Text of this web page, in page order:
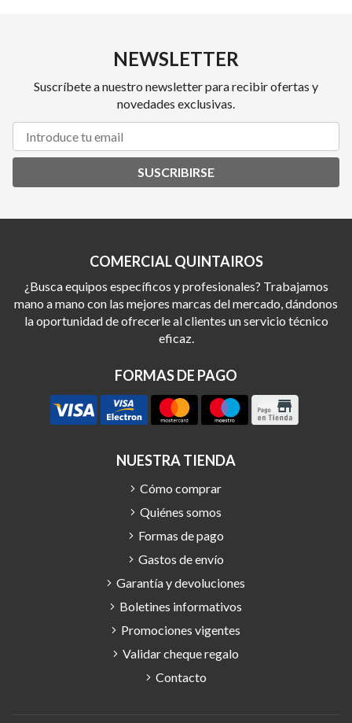
NEWSLETTER
Suscríbete a nuestro newsletter para recibir ofertas y
novedades exclusivas.
SUSCRIBIRSE
COMERCIAL QUINTAIROS
¿Busca equipos específicos y profesionales? Trabajamos
mano a mano con las mejores marcas del mercado, dándonos
la oportunidad de ofrecerle al clientes un servicio técnico
eficaz.
FORMAS DE PAGO
NUESTRA TIENDA
Cómo comprar
Quiénes somos
Formas de pago
Gastos de envío
Garantía y devoluciones
Boletines informativos
Promociones vigentes
Validar cheque regalo
Contacto